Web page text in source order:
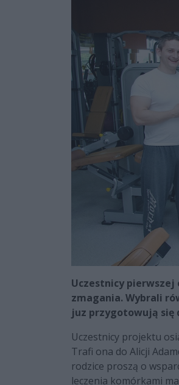
Uczestnicy pierwszej
zmagania. Wybrali
juz przygotowują się
Uczestnicy projektu
Trafi ona do Alicji
rodzice proszą o
leczenia komórkami